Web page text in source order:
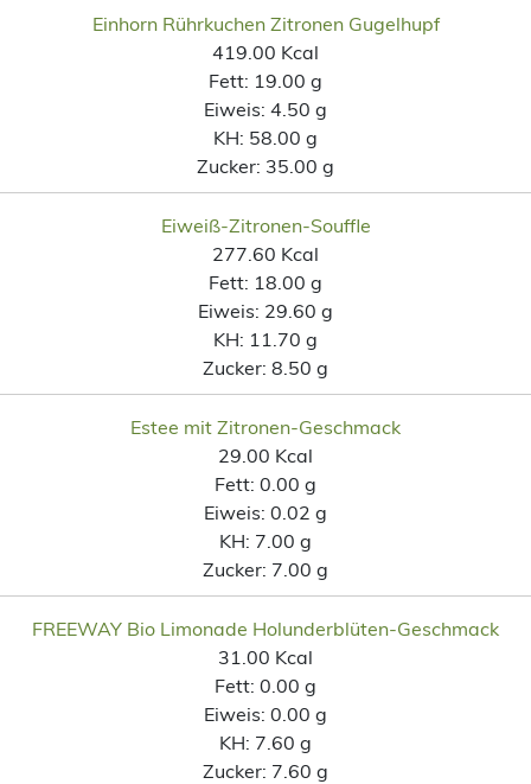
Einhorn Rührkuchen Zitronen Gugelhupf
419.00 Kcal
Fett: 19.00 g
Eiweis: 4.50 g
KH: 58.00 g
Zucker: 35.00 g
Eiweiß-Zitronen-Souffle
277.60 Kcal
Fett: 18.00 g
Eiweis: 29.60 g
KH: 11.70 g
Zucker: 8.50 g
Estee mit Zitronen-Geschmack
29.00 Kcal
Fett: 0.00 g
Eiweis: 0.02 g
KH: 7.00 g
Zucker: 7.00 g
FREEWAY Bio Limonade Holunderblüten-Geschmack
31.00 Kcal
Fett: 0.00 g
Eiweis: 0.00 g
KH: 7.60 g
Zucker: 7.60 g